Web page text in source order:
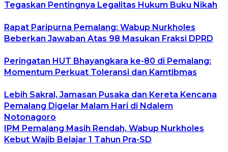
Tegaskan Pentingnya Legalitas Hukum Buku Nikah
Rapat Paripurna Pemalang: Wabup Nurkholes
Beberkan Jawaban Atas 98 Masukan Fraksi DPRD
Peringatan HUT Bhayangkara ke-80 di Pemalang:
Momentum Perkuat Toleransi dan Kamtibmas
Lebih Sakral, Jamasan Pusaka dan Kereta Kencana
Pemalang Digelar Malam Hari di Ndalem
Notonagoro
IPM Pemalang Masih Rendah, Wabup Nurkholes
Kebut Wajib Belajar 1 Tahun Pra-SD